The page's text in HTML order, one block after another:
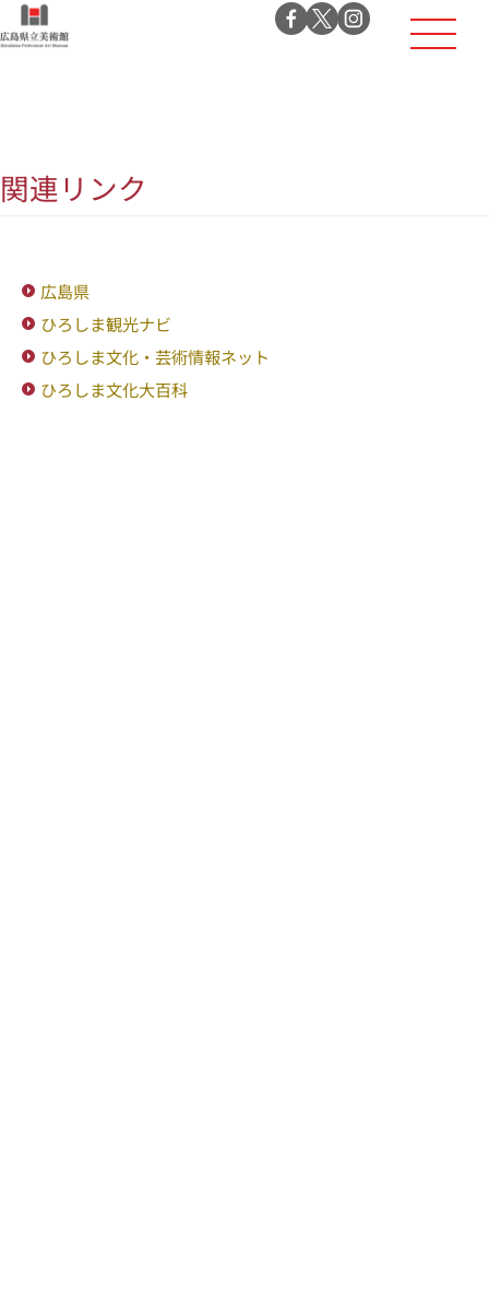
関連リンク
広島県
ひろしま観光ナビ
ひろしま文化・芸術情報ネット
ひろしま文化大百科